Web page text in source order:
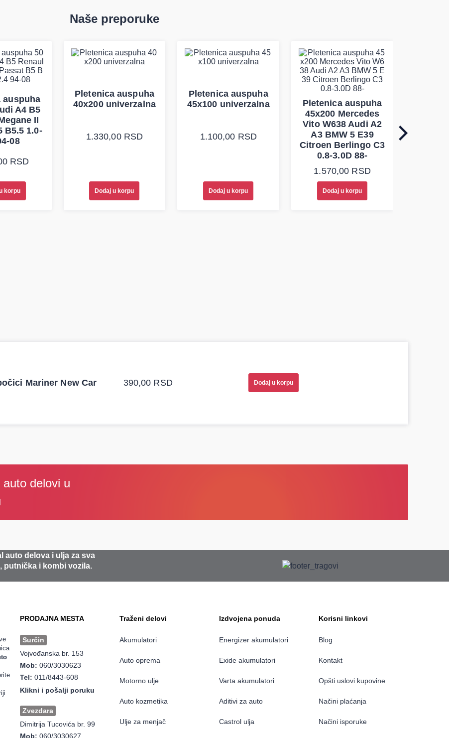
Naše preporuke
auspuha
A4 B5
II
B5.5 1.0-
08
RSD
korpu
Pletenica auspuha
40x200 univerzalna
1.330,00 RSD
Dodaj u korpu
Pletenica auspuha
45x100 univerzalna
1.100,00 RSD
Dodaj u korpu
Pletenica auspuha
45x200 Mercedes
Vito W638 Audi A2
A3 BMW 5 E39
Citroen Berlingo C3
0.8-3.0D 88-
1.570,00 RSD
Dodaj u korpu
Mariner New Car 390,00 RSD Dodaj u korpu
auto delove iz MD Auto.
opremu. Sve
podsetio, istražio i preporučio odgovarajućeg proizvođača.
Stefan Savić, Beograd (Toyota RAV4)
auto delovi u
auto delova i ulja za sva
putnička i kombi vozila.
PRODAJNA MESTA
Surčin
Vojvođanska br. 153
Mob: 060/3030623
Tel: 011/8443-608
Klikni i pošalji poruku
Zvezdara
Dimitrija Tucovića br. 99
Mob: 060/3030627
Traženi delovi
Akumulatori
Auto oprema
Motorno ulje
Auto kozmetika
Ulje za menjač
Izdvojena ponuda
Energizer akumulatori
Exide akumulatori
Varta akumulatori
Aditivi za auto
Castrol ulja
Korisni linkovi
Blog
Kontakt
Opšti uslovi kupovine
Načini plaćanja
Načini isporuke